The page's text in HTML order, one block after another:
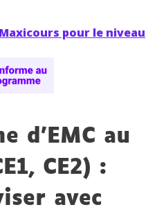
pour le niveau
d’EMC au
CE2) :
avec